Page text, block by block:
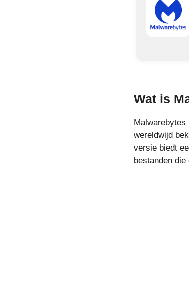
Wat is
wereldwijd
versie biedt
bestanden